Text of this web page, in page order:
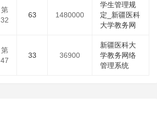
第
32
63 1480000
学生管理规
定_新疆医科
大学教务网
第
47
33 36900
新疆医科大
学教务网络
管理系统